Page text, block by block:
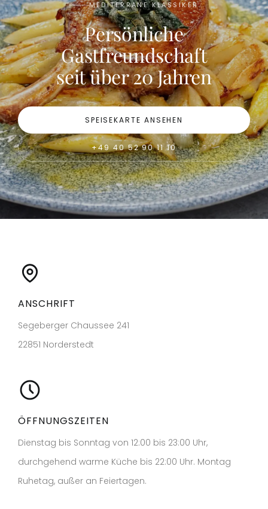
MEDITERRANE KLASSIKER
Persönliche
Gastfreundschaft
seit über 20 Jahren
SPEISEKARTE ANSEHEN
+49 40 52 90 11 10
ANSCHRIFT
Segeberger Chaussee 241
22851 Norderstedt
ÖFFNUNGSZEITEN
Dienstag bis Sonntag von 12:00 bis 23:00 Uhr,
durchgehend warme Küche bis 22:00 Uhr. Montag
Ruhetag, außer an Feiertagen.